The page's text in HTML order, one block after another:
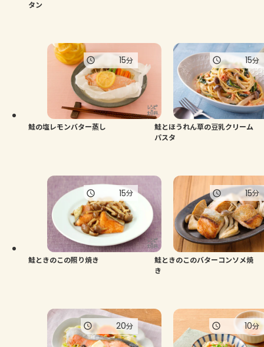
タン
鮭の塩レモンバター蒸し
15分
鮭とほうれん草の豆乳クリーム
パスタ
15分
鮭ときのこの照り焼き
15分
鮭ときのこのバターコンソメ焼
き
15分
20分 10分